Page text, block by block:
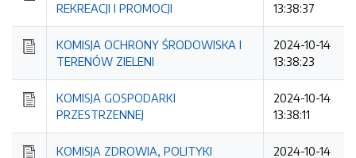
REKREACJI I PROMOCJI
13:38:37
KOMISJA OCHRONY ŚRODOWISKA I
TERENÓW ZIELENI
2024-10-14
13:38:23
KOMISJA GOSPODARKI
PRZESTRZENNEJ
2024-10-14
13:38:11
KOMISJA ZDROWIA, POLITYKI
2024-10-14